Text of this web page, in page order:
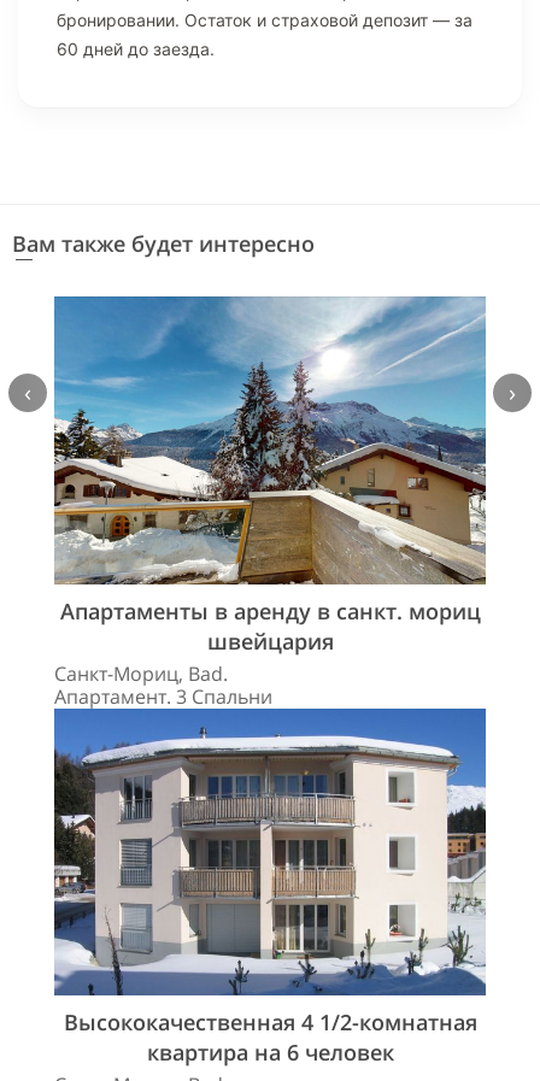
бронировании. Остаток и страховой депозит — за
60 дней до заезда.
Вам также будет интересно
Апартаменты в аренду в санкт. мориц
швейцария
Санкт-Мориц, Bad.
Апартамент. 3 Спальни
Высококачественная 4 1/2-комнатная
квартира на 6 человек
‹ ›